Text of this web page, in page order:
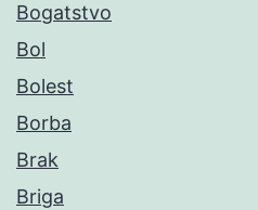
Bogatstvo
Bol
Bolest
Borba
Brak
Briga